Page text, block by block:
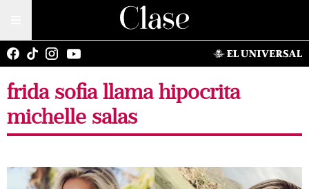
frida sofia llama hipocrita
michelle salas